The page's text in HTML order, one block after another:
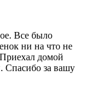
Все было
ни на что не
домой
Спасибо за вашу